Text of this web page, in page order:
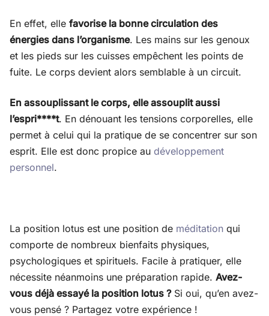
En effet, elle favorise la bonne circulation des
énergies dans l’organisme. Les mains sur les genoux
et les pieds sur les cuisses empêchent les points de
fuite. Le corps devient alors semblable à un circuit.
En assouplissant le corps, elle assouplit aussi
l’espri****t. En dénouant les tensions corporelles, elle
permet à celui qui la pratique de se concentrer sur son
esprit. Elle est donc propice au développement
personnel.
La position lotus est une position de méditation qui
comporte de nombreux bienfaits physiques,
psychologiques et spirituels. Facile à pratiquer, elle
nécessite néanmoins une préparation rapide. Avez-
vous déjà essayé la position lotus ?Si oui, qu’en avez-
vous pensé ? Partagez votre expérience !